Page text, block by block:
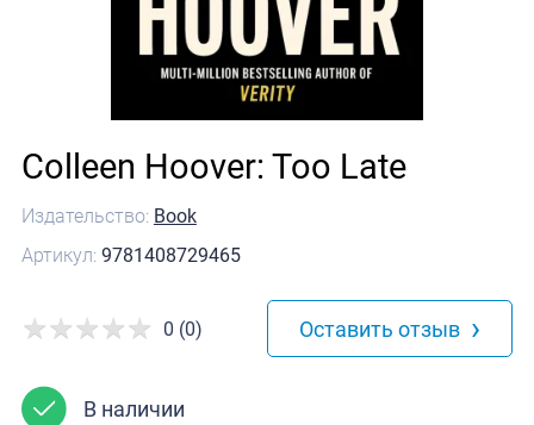
Издательство: Book
Артикул: 9781408729465
Colleen Hoover: Too Late
В наличии
0 (0) Оставить отзыв ›